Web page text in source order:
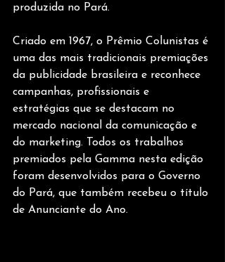
produzida no Pará.
Criado em 1967, o Prêmio Colunistas é
uma das mais tradicionais premiações
da publicidade brasileira e reconhece
campanhas, profissionais e
estratégias que se destacam no
mercado nacional da comunicação e
do marketing. Todos os trabalhos
premiados pela Gamma nesta edição
foram desenvolvidos para o Governo
do Pará, que também recebeu o título
de Anunciante do Ano.